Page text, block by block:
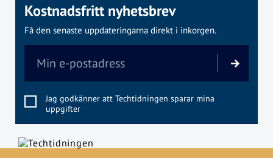
Kostnadsfritt nyhetsbrev
Få den senaste uppdateringarna direkt i inkorgen.
Jag godkänner att Techtidningen sparar mina
uppgifter